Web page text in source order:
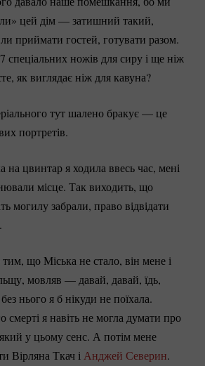
цей дім — затишний такий,
приймати гостей, готувати разом.
спеціальних ножів для сиру і ще ніж
як виглядає ніж для кавуна?
тут шалено бракує — це
портретів.
на цвинтар я ходила ввесь час, мені
місце. Так виходить, що
могилу забрали, право відвідати
що Міська не стало, він мене і
мовляв — давай, давай, їдь,
нього я б нікуди не поїхала.
смерті я навіть не могла думати про
у цьому сенс. А потім мене
Вірляна Ткач і Анджей Северин.